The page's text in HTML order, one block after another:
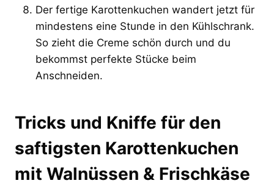
Der fertige Karottenkuchen wandert jetzt für
mindestens eine Stunde in den Kühlschrank.
So zieht die Creme schön durch und du
bekommst perfekte Stücke beim
Anschneiden.
Tricks und Kniffe für den
saftigsten Karottenkuchen
mit Walnüssen & Frischkäse